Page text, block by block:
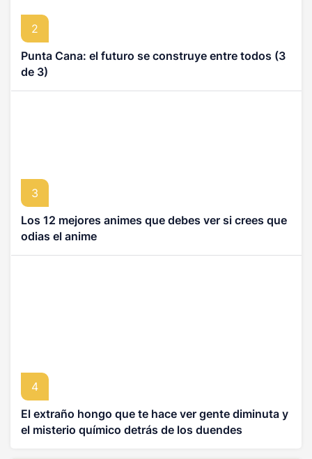
2
Punta Cana: el futuro se construye entre todos (3
de 3)
3
Los 12 mejores animes que debes ver si crees que
odias el anime
4
El extraño hongo que te hace ver gente diminuta y
el misterio químico detrás de los duendes